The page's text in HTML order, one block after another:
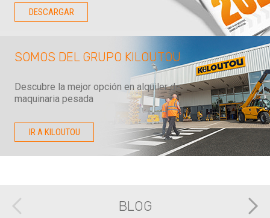
DESCARGAR
SOMOS DEL GRUPO KILOUTOU
Descubre la mejor opción en alquiler de
maquinaria pesada
IR A KILOUTOU
BLOG
Posts anteriores